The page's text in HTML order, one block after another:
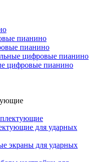
пианино
пианино
цифровые пианино
цифровые пианино
для ударных
экраны для ударных